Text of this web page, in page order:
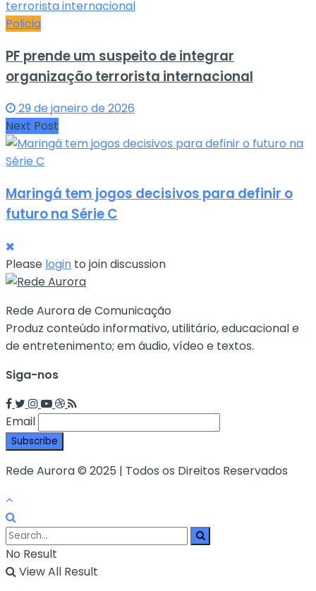
Policia
PF prende um suspeito de integrar
organização terrorista internacional
29 de janeiro de 2026
Next Post
Maringá tem jogos decisivos para definir o
futuro na Série C
Please login to join discussion
Rede Aurora de Comunicação
Produz conteúdo informativo, utilitário, educacional e
de entretenimento; em áudio, vídeo e textos.
Siga-nos
Email
Rede Aurora © 2025 | Todos os Direitos Reservados
No Result
View All Result